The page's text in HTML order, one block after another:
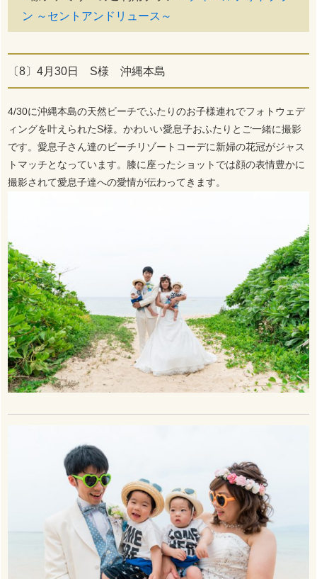
ン ～セントアンドリュース～
〔8〕4月30日 S様 沖縄本島
4/30に沖縄本島の天然ビーチでふたりのお子様連れでフォトウェデ
ィングを叶えられたS様。かわいい愛息子おふたりとご一緒に撮影
です。愛息子さん達のビーチリゾートコーデに新婦の花冠がジャス
トマッチとなっています。膝に座ったショットでは顔の表情豊かに
撮影されて愛息子達への愛情が伝わってきます。